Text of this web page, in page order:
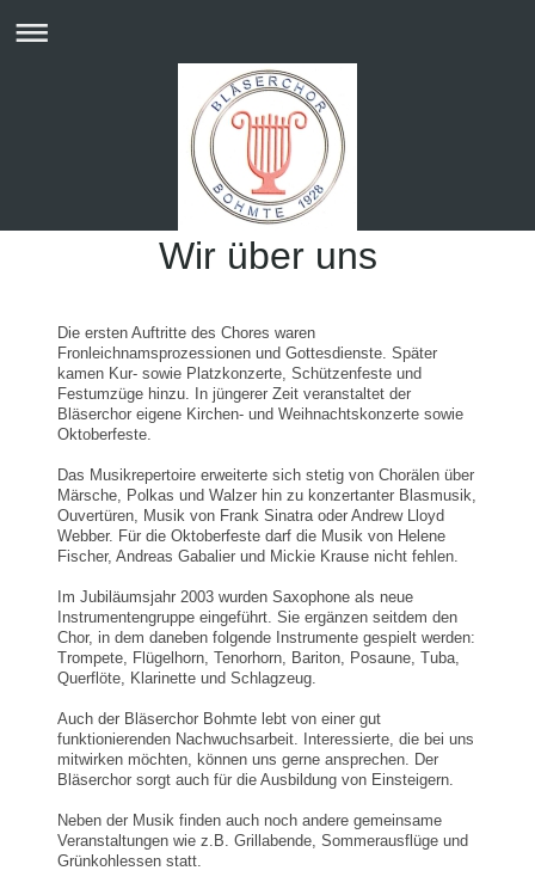
Wir über uns
Die ersten Auftritte des Chores waren
Fronleichnamsprozessionen und Gottesdienste. Später
kamen Kur- sowie Platzkonzerte, Schützenfeste und
Festumzüge hinzu. In jüngerer Zeit veranstaltet der
Bläserchor eigene Kirchen- und Weihnachtskonzerte sowie
Oktoberfeste.
Das Musikrepertoire erweiterte sich stetig von Chorälen über
Märsche, Polkas und Walzer hin zu konzertanter Blasmusik,
Ouvertüren, Musik von Frank Sinatra oder Andrew Lloyd
Webber. Für die Oktoberfeste darf die Musik von Helene
Fischer, Andreas Gabalier und Mickie Krause nicht fehlen.
Im Jubiläumsjahr 2003 wurden Saxophone als neue
Instrumentengruppe eingeführt. Sie ergänzen seitdem den
Chor, in dem daneben folgende Instrumente gespielt werden:
Trompete, Flügelhorn, Tenorhorn, Bariton, Posaune, Tuba,
Querflöte, Klarinette und Schlagzeug.
Auch der Bläserchor Bohmte lebt von einer gut
funktionierenden Nachwuchsarbeit. Interessierte, die bei uns
mitwirken möchten, können uns gerne ansprechen. Der
Bläserchor sorgt auch für die Ausbildung von Einsteigern.
Neben der Musik finden auch noch andere gemeinsame
Veranstaltungen wie z.B. Grillabende, Sommerausflüge und
Grünkohlessen statt.